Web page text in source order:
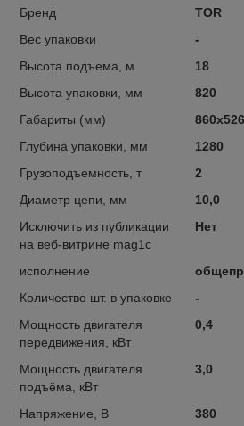
Бренд
TOR
Вес упаковки
-
Высота подъема, м
18
Высота упаковки, мм
820
Габариты (мм)
Глубина упаковки, мм
1280
Грузоподъемность, т
2
Диаметр цепи, мм
10,0
Исключить из публикации
на веб-витрине mag1c
Нет
исполнение
Количество шт. в упаковке
-
Мощность двигателя
передвижения, кВт
0,4
Мощность двигателя
подъёма, кВт
3,0
Напряжение, В 380